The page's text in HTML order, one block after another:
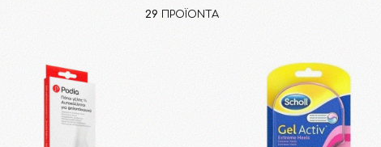
29 ΠΡΟΪΌΝΤΑ